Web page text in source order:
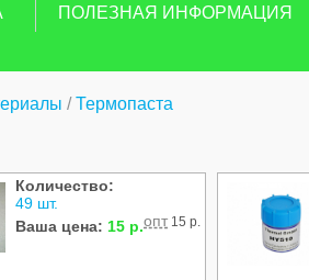
ПОЛЕЗНАЯ ИНФОРМАЦИЯ
/Термопаста
Количество:
49 шт.
Ваша цена: 15 р.опт 15 р.